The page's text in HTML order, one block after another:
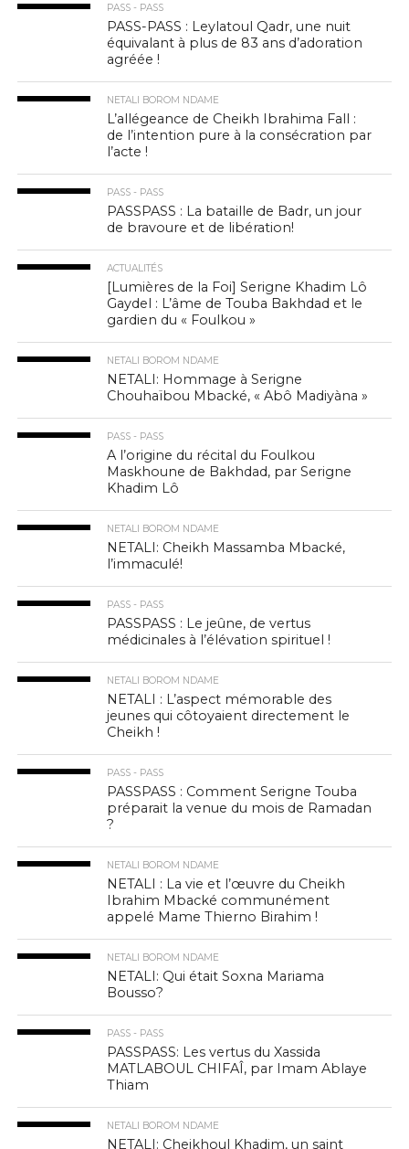
PASS - PASS
PASS-PASS : Leylatoul Qadr, une nuit
équivalant à plus de 83 ans d’adoration
agréée !
NETALI BOROM NDAME
L’allégeance de Cheikh Ibrahima Fall :
de l’intention pure à la consécration par
l’acte !
PASS - PASS
PASSPASS : La bataille de Badr, un jour
de bravoure et de libération!
ACTUALITÉS
[Lumières de la Foi] Serigne Khadim Lô
Gaydel : L’âme de Touba Bakhdad et le
gardien du « Foulkou »
NETALI BOROM NDAME
NETALI: Hommage à Serigne
Chouhaïbou Mbacké, « Abô Madiyàna »
PASS - PASS
A l’origine du récital du Foulkou
Maskhoune de Bakhdad, par Serigne
Khadim Lô
NETALI BOROM NDAME
NETALI: Cheikh Massamba Mbacké,
l’immaculé!
PASS - PASS
PASSPASS : Le jeûne, de vertus
médicinales à l’élévation spirituel !
NETALI BOROM NDAME
NETALI : L’aspect mémorable des
jeunes qui côtoyaient directement le
Cheikh !
PASS - PASS
PASSPASS : Comment Serigne Touba
préparait la venue du mois de Ramadan
?
NETALI BOROM NDAME
NETALI : La vie et l’œuvre du Cheikh
Ibrahim Mbacké communément
appelé Mame Thierno Birahim !
NETALI BOROM NDAME
NETALI: Qui était Soxna Mariama
Bousso?
PASS - PASS
PASSPASS: Les vertus du Xassida
MATLABOUL CHIFAÎ, par Imam Ablaye
Thiam
NETALI BOROM NDAME
NETALI: Cheikhoul Khadim, un saint